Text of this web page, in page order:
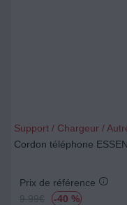
Support / Chargeur /
Cordon téléphone
Prix de référence
9.99€ -40 %